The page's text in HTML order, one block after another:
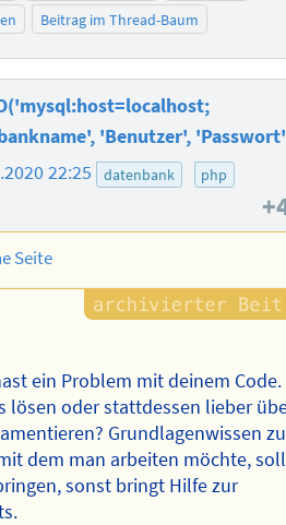
Beitrag im Thread-Baum
'Benutzer',
22:25 datenbank php
Seite
ein Problem mit deinem Code.
lösen oder stattdessen lieber
Grundlagenwissen zu
dem man arbeiten möchte,
sonst bringt Hilfe zur